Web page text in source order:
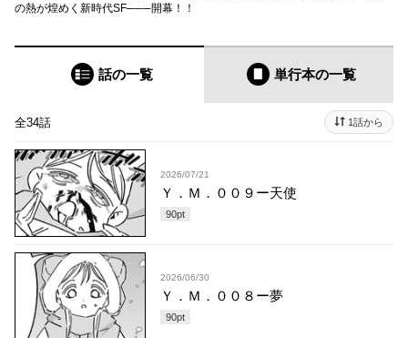
の熱が煌めく新時代SF───開幕！！
話の一覧 単行本の一覧
全34話 1話から
2026/07/21
Ｙ．Ｍ．００９ー天使
90pt
2026/06/30
Ｙ．Ｍ．００８ー夢
90pt